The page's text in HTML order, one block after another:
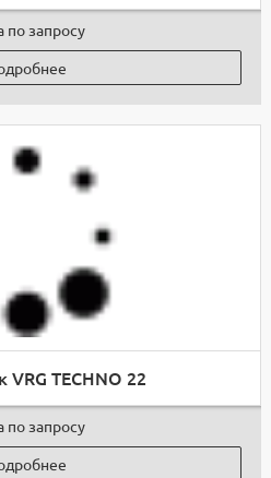
по запросу
VRG TECHNO 22
по запросу